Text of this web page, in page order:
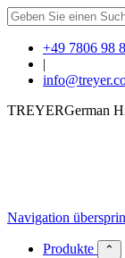
+49 7806 98
|
TREYERGerman
Navigation
Produkte ⌃